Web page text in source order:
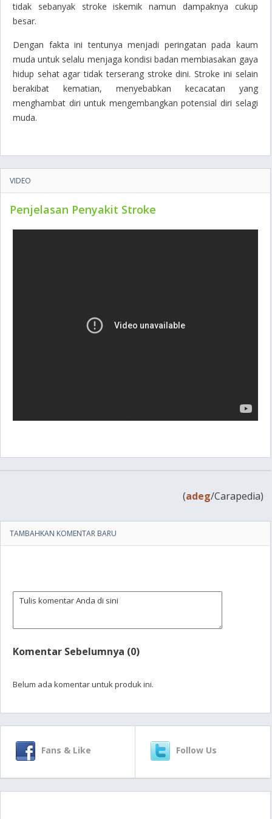
tidak sebanyak stroke iskemik namun dampaknya cukup
besar.
Dengan fakta ini tentunya menjadi peringatan pada kaum
muda untuk selalu menjaga kondisi badan membiasakan gaya
hidup sehat agar tidak terserang stroke dini. Stroke ini selain
berakibat kematian, menyebabkan kecacatan yang
menghambat diri untuk mengembangkan potensial diri selagi
muda.
VIDEO
Penjelasan Penyakit Stroke
(adeg/Carapedia)
TAMBAHKAN KOMENTAR BARU
Komentar Sebelumnya (0)
Belum ada komentar untuk produk ini.
Fans & Like Follow Us